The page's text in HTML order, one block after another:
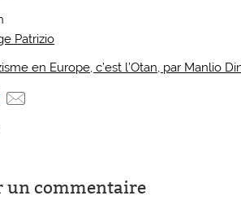
Patrizio
en Europe, c’est l’Otan, par Manlio
un commentaire